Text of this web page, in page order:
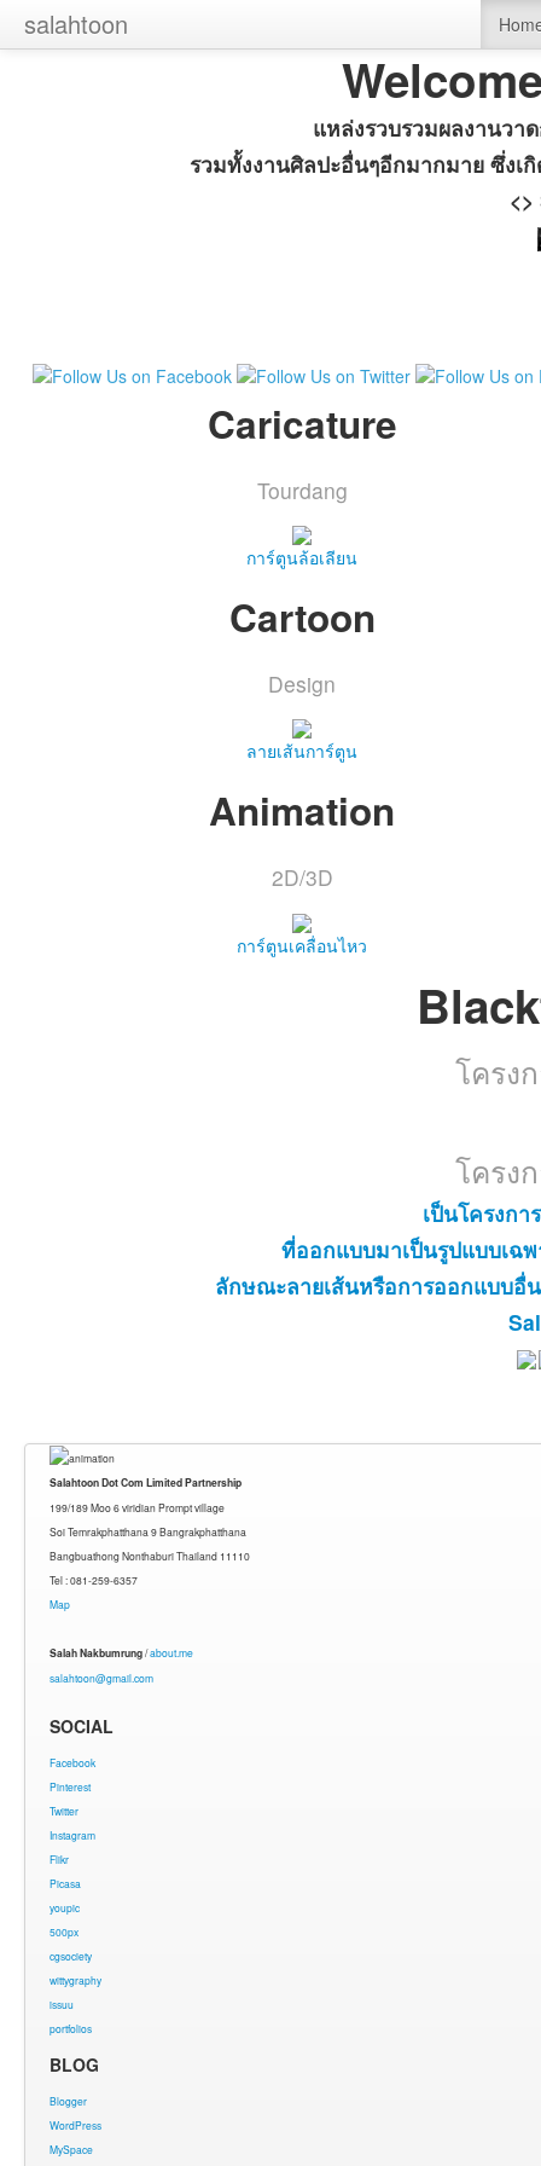
salahtoon
แหล่งรวบรวมผลงานวา
รวมทั้งงานศิลปะอื่นๆอีกมากมาย ซึ่งเ
Caricature
Tourdang
การ์ตูนล้อเลียน
Cartoon
Design
ลายเส้นการ์ตูน
Animation
2D/3D
การ์ตูนเคลื่อนไหว
โครง
โครง
เป็นโครงก
ที่ออกแบบมาเป็นรูปแบบเฉ
ลักษณะลายเส้นหรือการออกแบบ
Salahtoon Dot Com Limited Partnership
199/189 Moo 6 viridian Prompt village
Soi Temrakphatthana 9 Bangrakphatthana
Bangbuathong Nonthaburi Thailand 11110
Tel : 081-259-6357
Map
Salah Nakbumrung/about.me
salahtoon@gmail.com
SOCIAL
Facebook
Pinterest
Twitter
Instagram
Flikr
Picasa
youpic
500px
cgsociety
wittygraphy
issuu
portfolios
BLOG
Blogger
WordPress
MySpace